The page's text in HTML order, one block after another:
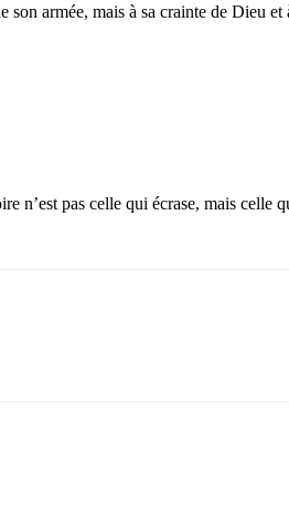
son armée, mais à sa crainte de Dieu et
n’est pas celle qui écrase, mais celle